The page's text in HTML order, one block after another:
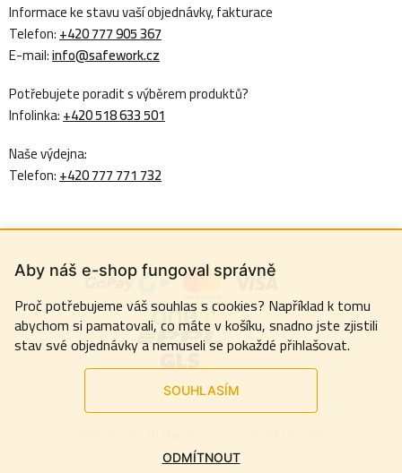
Aby náš e-shop fungoval správně
Proč potřebujeme váš souhlas s cookies? Například k tomu
abychom si pamatovali, co máte v košíku, snadno jste zjistili
stav své objednávky a nemuseli se pokaždé přihlašovat.
SOUHLASÍM
ODMÍTNOUT
Informace ke stavu vaší objednávky, fakturace
Telefon:+420 777 905 367
E-mail:info@safework.cz
Potřebujete poradit s výběrem produktů?
Infolinka:+420 518 633 501
Naše výdejna:
Telefon:+420 777 771 732